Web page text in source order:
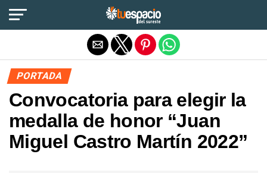
PORTADA
Convocatoria para elegir la
medalla de honor “Juan
Miguel Castro Martín 2022”
Salir de la versión móvil